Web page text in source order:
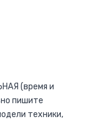
(время и
пишите
техники,